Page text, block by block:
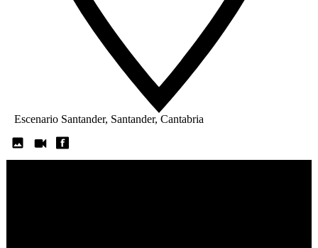
Escenario Santander, Santander, Cantabria